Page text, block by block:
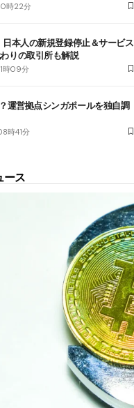
時22分
本人の新規登録停止＆サービス
りの取引所も解説
時09分
運営拠点シンガポールを独自調
時41分
ース